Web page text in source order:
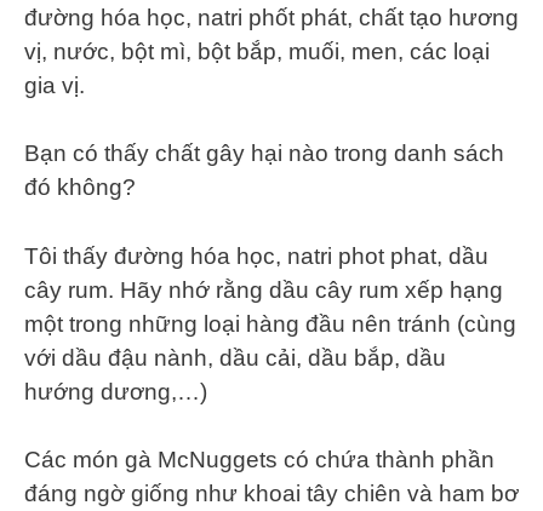
đường hóa học, natri phốt phát, chất tạo hương
vị, nước, bột mì, bột bắp, muối, men, các loại
gia vị.
Bạn có thấy chất gây hại nào trong danh sách
đó không?
Tôi thấy đường hóa học, natri phot phat, dầu
cây rum. Hãy nhớ rằng dầu cây rum xếp hạng
một trong những loại hàng đầu nên tránh (cùng
với dầu đậu nành, dầu cải, dầu bắp, dầu
hướng dương,…)
Các món gà McNuggets có chứa thành phần
đáng ngờ giống như khoai tây chiên và ham bơ